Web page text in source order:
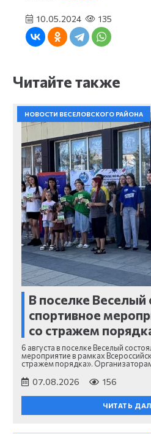
10.05.2024 135
Читайте также
НОВОСТИ ВЕСЕЛОВСКОГО РАЙОНА
В поселке Веселый
спортивное
со стражем
6 августа в поселке Веселый
мероприятие в рамках
стражем порядка».
07.08.2026 156
ЧИТАТЬ